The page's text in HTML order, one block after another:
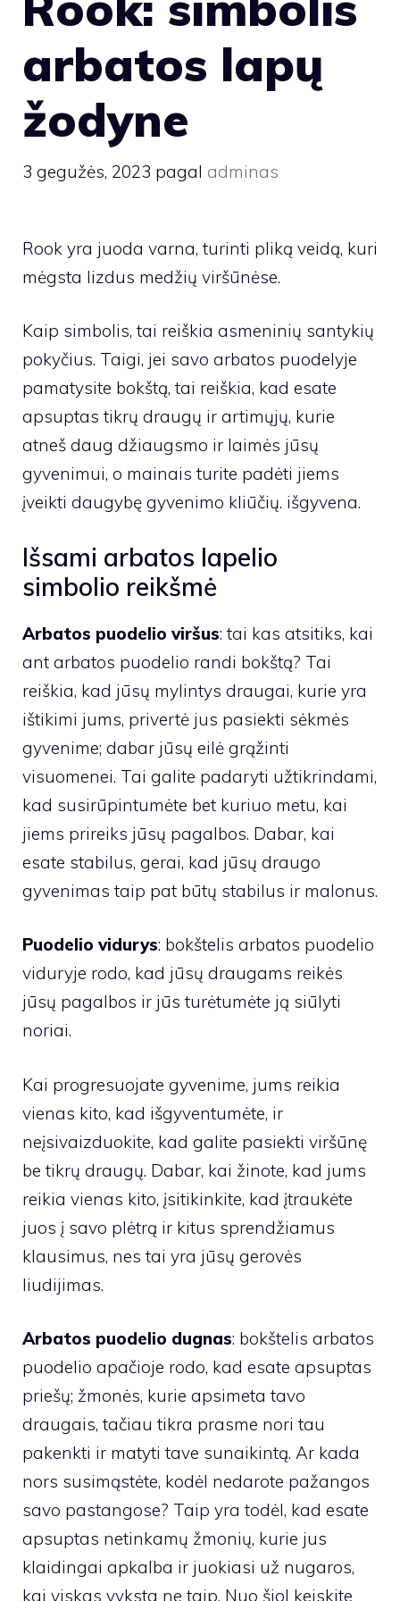
arbatos lapų
žodyne
3 gegužės, 2023 pagal adminas
Rook yra juoda varna, turinti pliką veidą, kuri
mėgsta lizdus medžių viršūnėse.
Kaip simbolis, tai reiškia asmeninių santykių
pokyčius. Taigi, jei savo arbatos puodelyje
pamatysite bokštą, tai reiškia, kad esate
apsuptas tikrų draugų ir artimųjų, kurie
atneš daug džiaugsmo ir laimės jūsų
gyvenimui, o mainais turite padėti jiems
įveikti daugybę gyvenimo kliūčių. išgyvena.
Išsami arbatos lapelio
simbolio reikšmė
Arbatos puodelio viršus: tai kas atsitiks, kai
ant arbatos puodelio randi bokštą? Tai
reiškia, kad jūsų mylintys draugai, kurie yra
ištikimi jums, privertė jus pasiekti sėkmės
gyvenime; dabar jūsų eilė grąžinti
visuomenei. Tai galite padaryti užtikrindami,
kad susirūpintumėte bet kuriuo metu, kai
jiems prireiks jūsų pagalbos. Dabar, kai
esate stabilus, gerai, kad jūsų draugo
gyvenimas taip pat būtų stabilus ir malonus.
Puodelio vidurys: bokštelis arbatos puodelio
viduryje rodo, kad jūsų draugams reikės
jūsų pagalbos ir jūs turėtumėte ją siūlyti
noriai.
Kai progresuojate gyvenime, jums reikia
vienas kito, kad išgyventumėte, ir
neįsivaizduokite, kad galite pasiekti viršūnę
be tikrų draugų. Dabar, kai žinote, kad jums
reikia vienas kito, įsitikinkite, kad įtraukėte
juos į savo plėtrą ir kitus sprendžiamus
klausimus, nes tai yra jūsų gerovės
liudijimas.
Arbatos puodelio dugnas: bokštelis arbatos
puodelio apačioje rodo, kad esate apsuptas
priešų; žmonės, kurie apsimeta tavo
draugais, tačiau tikra prasme nori tau
pakenkti ir matyti tave sunaikintą. Ar kada
nors susimąstėte, kodėl nedarote pažangos
savo pastangose? Taip yra todėl, kad esate
apsuptas netinkamų žmonių, kurie jus
klaidingai apkalba ir juokiasi už nugaros,
kai viskas vyksta ne taip. Nuo šiol keiskite